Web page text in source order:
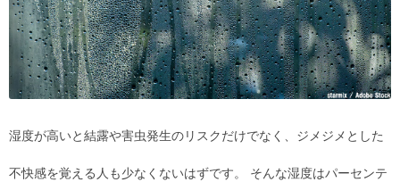
湿度が高いと結露や害虫発生のリスクだけでなく、ジメジメとした
不快感を覚える人も少なくないはずです。 そんな湿度はパーセンテ